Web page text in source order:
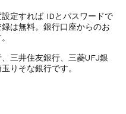
定すれば IDとパスワードで
は無料。銀行口座からのお
三井住友銀行、三菱UFJ銀
りそな銀行です。